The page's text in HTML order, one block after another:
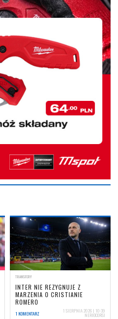
TRANSFERY
INTER NIE REZYGNUJE Z
MARZENIA O CRISTIANIE
ROMERO
1 KOMENTARZ 1 SIERPNIA 2026 | 10:39
NERIOCORSI